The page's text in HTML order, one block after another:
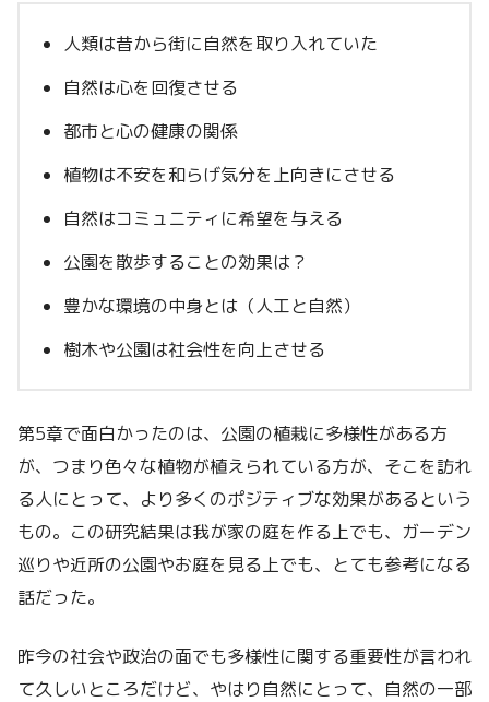
人類は昔から街に自然を取り入れていた
自然は心を回復させる
都市と心の健康の関係
植物は不安を和らげ気分を上向きにさせる
自然はコミュニティに希望を与える
公園を散歩することの効果は？
豊かな環境の中身とは（人工と自然）
樹木や公園は社会性を向上させる
第5章で面白かったのは、公園の植栽に多様性がある方
が、つまり色々な植物が植えられている方が、そこを訪れ
る人にとって、より多くのポジティブな効果があるという
もの。この研究結果は我が家の庭を作る上でも、ガーデン
巡りや近所の公園やお庭を見る上でも、とても参考になる
話だった。
昨今の社会や政治の面でも多様性に関する重要性が言われ
て久しいところだけど、やはり自然にとって、自然の一部